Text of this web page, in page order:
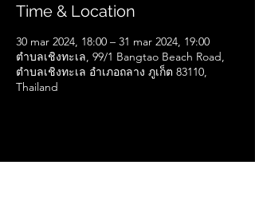
Time & Location
30 mar 2024, 18:00 – 31 mar 2024, 19:00
ตำบลเชิงทะเล, 99/1 Bangtao Beach Road,
ตำบลเชิงทะเล อำเภอถลาง ภูเก็ต 83110,
Thailand